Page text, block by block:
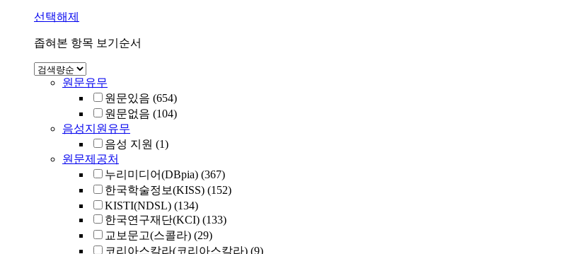
선택해제
좁혀본 항목 보기순서
원문유무
원문있음 (654)
원문없음 (104)
음성지원유무
음성 지원 (1)
원문제공처
누리미디어(DBpia) (367)
한국학술정보(KISS) (152)
KISTI(NDSL) (134)
한국연구재단(KCI) (133)
교보문고(스콜라) (29)
코리아스칼라(코리아스칼라) (9)